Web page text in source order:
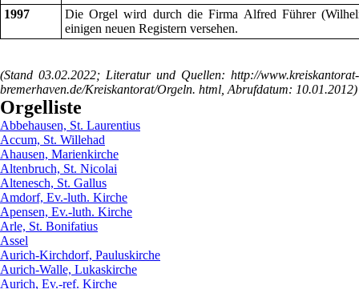
1997
Die Orgel wird durch die Firma Alfred Führer
einigen neuen Registern versehen.
(Stand 03.02.2022; Literatur und Quellen: http://www.kreiskantorat-
bremerhaven.de/Kreiskantorat/Orgeln. html, Abrufdatum: 10.01.2012)
Orgelliste
Abbehausen, St. Laurentius
Accum, St. Willehad
Ahausen, Marienkirche
Altenbruch, St. Nicolai
Altenesch, St. Gallus
Amdorf, Ev.-luth. Kirche
Apensen, Ev.-luth. Kirche
Arle, St. Bonifatius
Assel
Aurich-Kirchdorf, Pauluskirche
Aurich-Walle, Lukaskirche
Aurich, Ev.-ref. Kirche